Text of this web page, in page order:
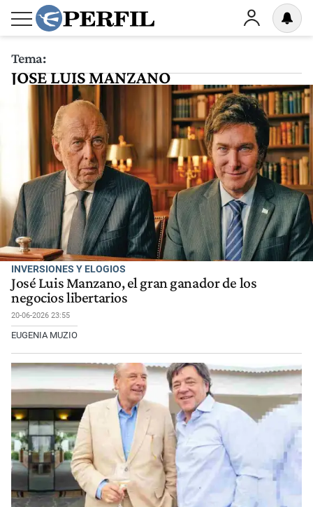
Tema:
JOSE LUIS MANZANO
INVERSIONES Y ELOGIOS
José Luis Manzano, el gran ganador de los
negocios libertarios
20-06-2026 23:55
EUGENIA MUZIO